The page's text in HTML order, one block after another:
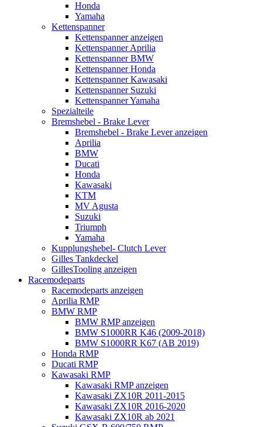
Honda
Yamaha
Kettenspanner
Kettenspanner anzeigen
Kettenspanner Aprilia
Kettenspanner BMW
Kettenspanner Honda
Kettenspanner Kawasaki
Kettenspanner Suzuki
Kettenspanner Yamaha
Spezialteile
Bremshebel - Brake Lever
Bremshebel - Brake Lever anzeigen
Aprilia
BMW
Ducati
Honda
Kawasaki
KTM
MV Agusta
Suzuki
Triumph
Yamaha
Kupplungshebel- Clutch Lever
Gilles Tankdeckel
GillesTooling anzeigen
Racemodeparts
Racemodeparts anzeigen
Aprilia RMP
BMW RMP
BMW RMP anzeigen
BMW S1000RR K46 (2009-2018)
BMW S1000RR K67 (AB 2019)
Honda RMP
Ducati RMP
Kawasaki RMP
Kawasaki RMP anzeigen
Kawasaki ZX10R 2011-2015
Kawasaki ZX10R 2016-2020
Kawasaki ZX10R ab 2021